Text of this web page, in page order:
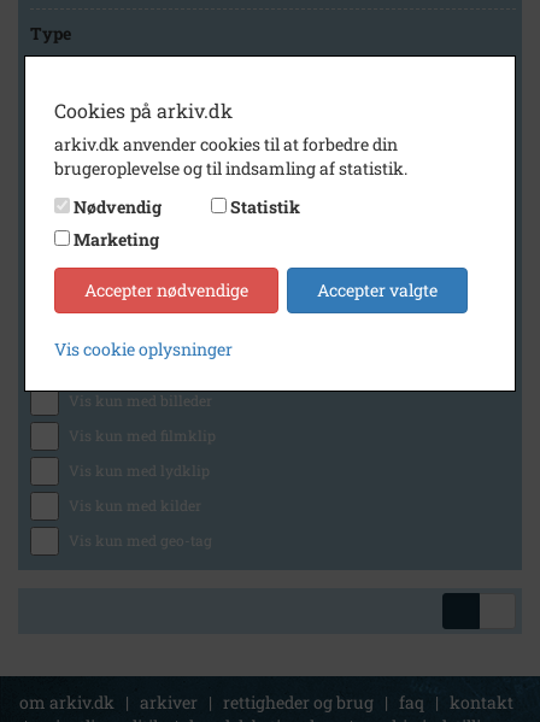
Type
Arkiv
Svinninge Lokalhistoriske Arkiv
Generelt
Vis kun med billeder
Vis kun med filmklip
Vis kun med lydklip
Vis kun med kilder
Vis kun med geo-tag
om arkiv.dk | arkiver | rettigheder og brug | faq | kontakt
Cookies på arkiv.dk
arkiv.dk anvender cookies til at forbedre din
brugeroplevelse og til indsamling af statistik.
Nødvendig
Statistik
Marketing
Accepter nødvendige Accepter valgte
Vis cookie oplysninger